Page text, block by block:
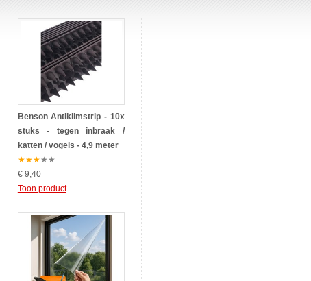
Benson Antiklimstrip - 10x
stuks - tegen inbraak /
katten / vogels - 4,9 meter
★★★★★
€ 9,40
Toon product